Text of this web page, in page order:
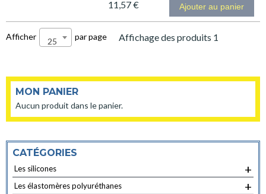
11,57€ Ajouter au panier
Afficher 25 par page Affichage des produits 1
MON PANIER
Aucun produit dans le panier.
CATÉGORIES
+
Les silicones
+
Les élastomères polyuréthanes